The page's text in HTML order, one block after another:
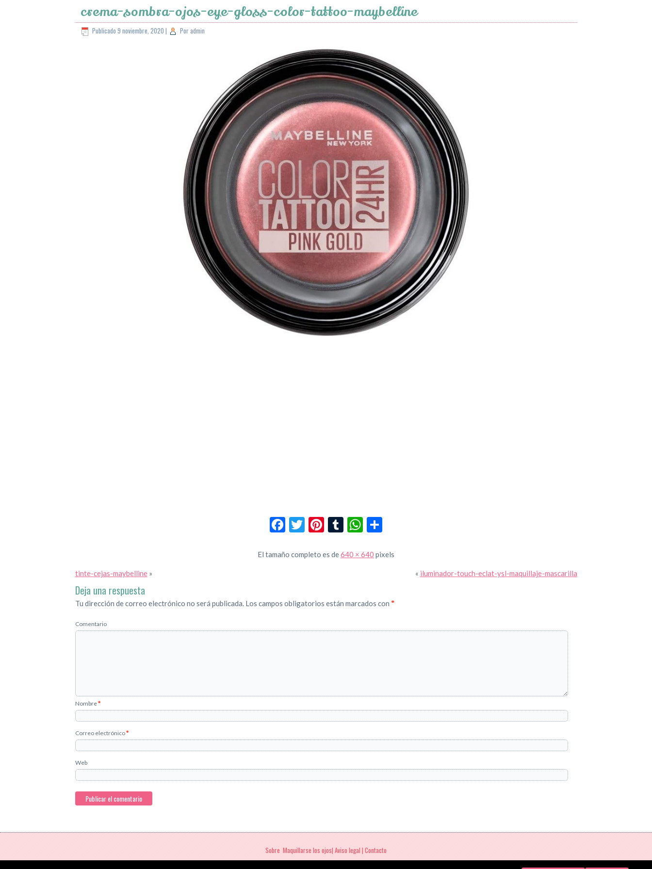
crema-sombra-ojos-eye-gloss-color-tattoo-maybelline
Publicado 9 noviembre, 2020 | Poradmin
Facebook
Twitter
Pinterest
TumblrWhatsApp
El tamaño completo es de640 × 640 pixels
tinte-cejas-maybelline» « iluminador-touch-eclat-ysl-maquillaje-mascarilla
Deja una respuesta
Tu dirección de correo electrónico no será publicada.Los campos obligatorios están marcados con *
Comentario
Nombre*
Correo electrónico*
Web
Sobre Maquillarse los ojos| Aviso legal | Contacto